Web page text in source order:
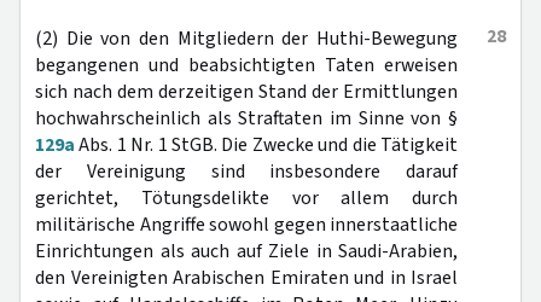
28
(2) Die von den Mitgliedern der Huthi-Bewegung
begangenen und beabsichtigten Taten erweisen
sich nach dem derzeitigen Stand der Ermittlungen
hochwahrscheinlich als Straftaten im Sinne von §
129aAbs. 1 Nr. 1 StGB. Die Zwecke und die Tätigkeit
der Vereinigung sind insbesondere darauf
gerichtet, Tötungsdelikte vor allem durch
militärische Angriffe sowohl gegen innerstaatliche
Einrichtungen als auch auf Ziele in Saudi-Arabien,
den Vereinigten Arabischen Emiraten und in Israel